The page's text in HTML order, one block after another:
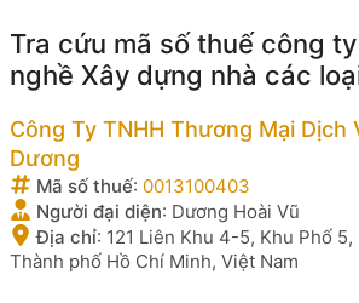
Tra cứu mã số thuế công
nghề Xây dựng nhà các
Công Ty TNHH Thương Mại Dịch
Dương
Mã số thuế: 0013100403
Người đại diện: Dương Hoài Vũ
Địa chỉ: 121 Liên Khu 4-5, Khu Phố
Thành phố Hồ Chí Minh, Việt Nam